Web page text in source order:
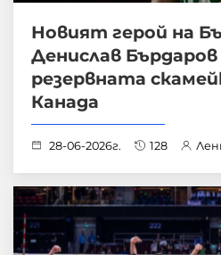
Новият герой на
Денислав
резервната
Канада
28-06-2026г. 128